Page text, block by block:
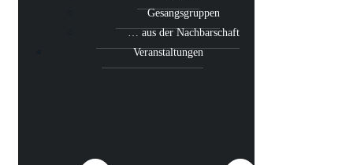
Gesangsgruppen
… aus der Nachbarschaft
Veranstaltungen